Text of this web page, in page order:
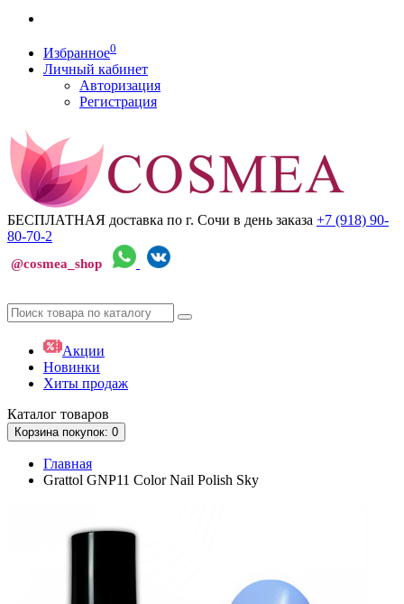
Избранное0
Личный кабинет
Авторизация
Регистрация
БЕСПЛАТНАЯ доставка по г. Сочи в день заказа +7 (918) 90-
80-70-2
@cosmea_shop
Акции
Новинки
Хиты продаж
Каталог товаров
Корзинапокупок: 0
Главная
Grattol GNP11 Color Nail Polish Sky